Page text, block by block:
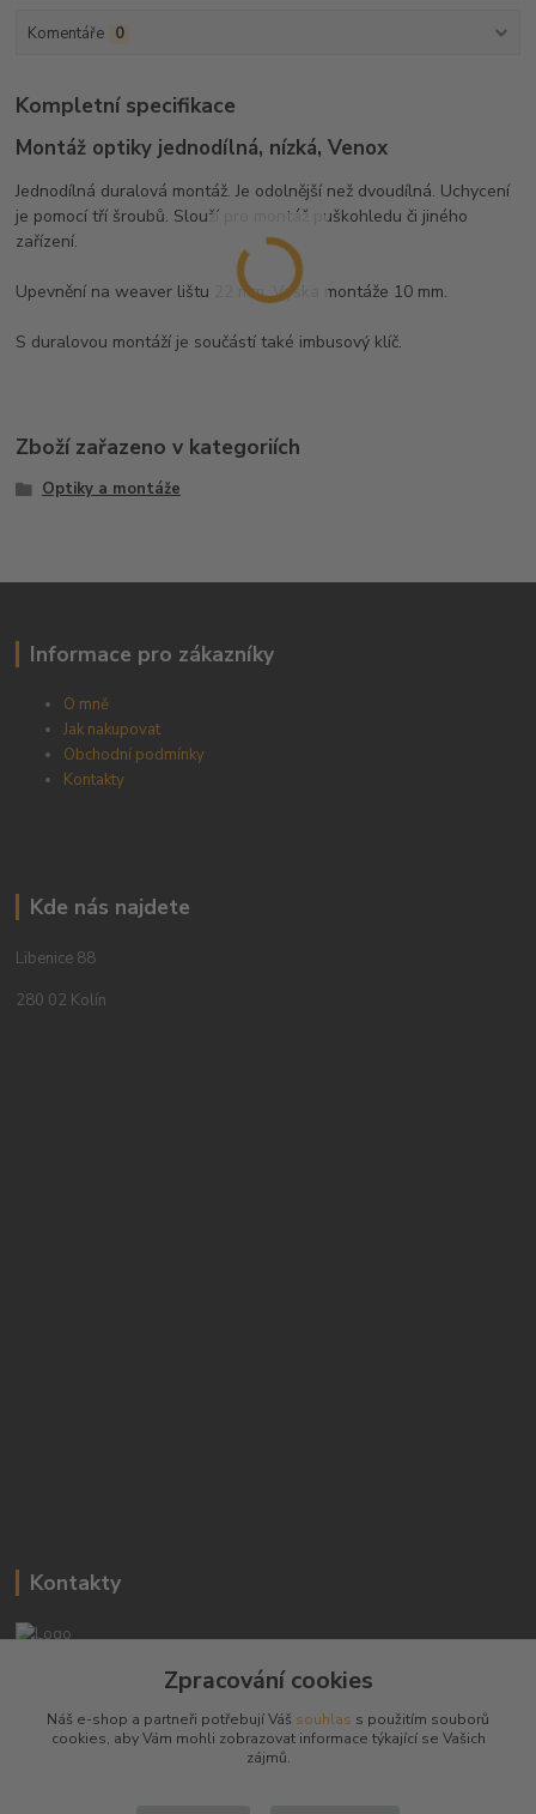
Komentáře 0
Kompletní specifikace
Montáž optiky jednodílná, nízká, Venox
Jednodílná duralová montáž. Je odolnější než dvoudílná. Uchycení
je pomocí tří šroubů. Slouží pro montáž puškohledu či jiného
zařízení.
Upevnění na weaver lištu 22 mm. Výška montáže 10 mm.
S duralovou montáží je součástí také imbusový klíč.
Zboží zařazeno v kategoriích
Optiky a montáže
Informace pro zákazníky
O mně
Jak nakupovat
Obchodní podmínky
Kontakty
Kde nás najdete
Libenice 88
280 02 Kolín
Kontakty
+420 603794370
zbranenaboje@seznam.cz
Zpracování cookies
Náš e-shop a partneři potřebují Váš souhlas s použitím souborů
cookies, aby Vám mohli zobrazovat informace týkající se Vašich
zájmů.